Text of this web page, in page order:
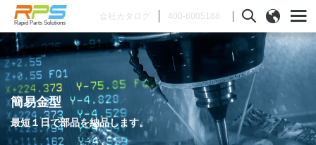
Rapid Parts Solutions
会社カタログ 400-6005188
簡易金型
最短１日で部品を納品します。